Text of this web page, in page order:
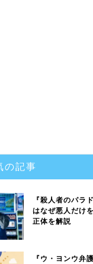
の記事
『殺人者のパラ
はなぜ悪人だけ
正体を解説
『ウ・ヨンウ弁